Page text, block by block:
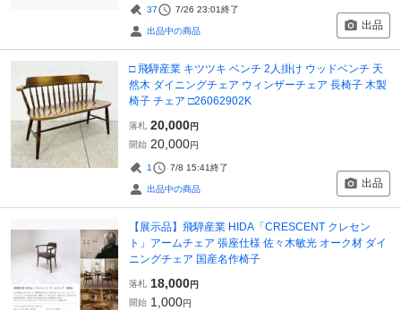
37 7/26 23:01終了
出品中の商品 出品
□ 飛騨産業 キツツキ ベンチ 2人掛け ウッドベンチ 天
然木 ダイニングチェア ウィンザーチェア 長椅子 木製
椅子 チェア □26062902K
落札 20,000円
開始 20,000円
1 7/8 15:41終了
出品中の商品 出品
【展示品】飛騨産業 HIDA「CRESCENT クレセン
ト」アームチェア 張座仕様 佐々木敏光 オーク材 ダイ
ニングチェア 国産名作椅子
落札 18,000円
開始 1,000円